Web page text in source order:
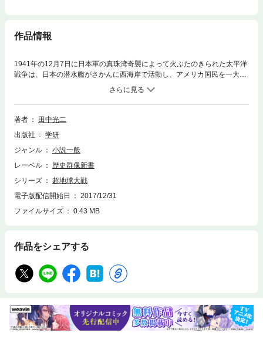
作品情報
1941年の12月7日に日本軍の真珠湾奇襲によって火ぶたのきられた太平洋
戦争は、日本の潜水艦がさかんに西海岸で活動し、アメリカ国民を一大恐
慌に陥れたが……。シミュレーション小説の大御所が壮大なスケールで描
く待望の新シリーズ、ついにスタート！
著者
田中光二
出版社
学研
ジャンル
小説一般
レーベル
歴史群像新書
シリーズ
超地球大戦
電子版配信開始日
2017/12/31
ファイルサイズ
0.43 MB
作品をシェアする